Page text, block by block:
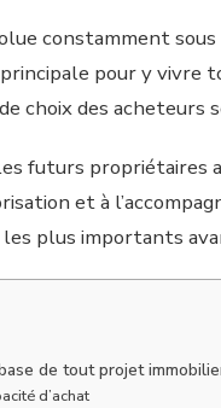
constamment sous
pour y vivre
choix des acheteurs
futurs
et à
plus importants
de tout projet
d’achat